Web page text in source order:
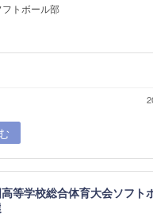
フトボール部
等学校総合体育大会ソフト